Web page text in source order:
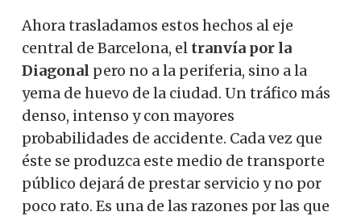
Ahora trasladamos estos hechos al eje
central de Barcelona, ​​el tranvía por la
Diagonal pero no a la periferia, sino a la
yema de huevo de la ciudad. Un tráfico más
denso, intenso y con mayores
probabilidades de accidente. Cada vez que
éste se produzca este medio de transporte
público dejará de prestar servicio y no por
poco rato. Es una de las razones por las que